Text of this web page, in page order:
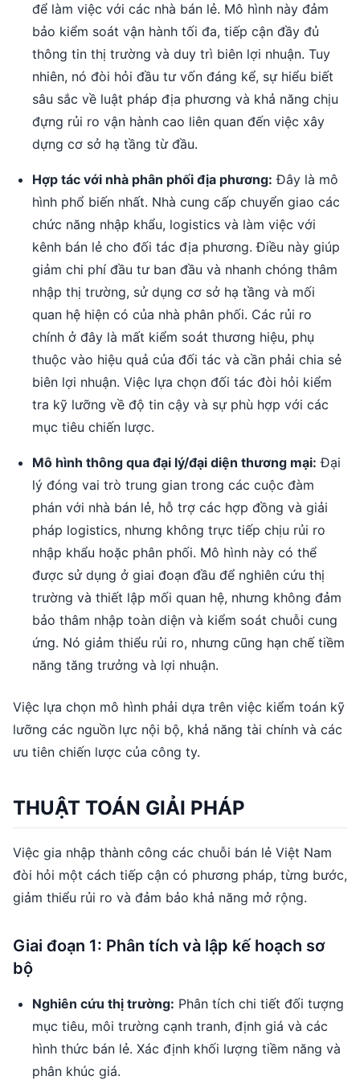
để làm việc với các nhà bán lẻ. Mô hình này đảm
bảo kiểm soát vận hành tối đa, tiếp cận đầy đủ
thông tin thị trường và duy trì biên lợi nhuận. Tuy
nhiên, nó đòi hỏi đầu tư vốn đáng kể, sự hiểu biết
sâu sắc về luật pháp địa phương và khả năng chịu
đựng rủi ro vận hành cao liên quan đến việc xây
dựng cơ sở hạ tầng từ đầu.
Hợp tác với nhà phân phối địa phương: Đây là mô
hình phổ biến nhất. Nhà cung cấp chuyển giao các
chức năng nhập khẩu, logistics và làm việc với
kênh bán lẻ cho đối tác địa phương. Điều này giúp
giảm chi phí đầu tư ban đầu và nhanh chóng thâm
nhập thị trường, sử dụng cơ sở hạ tầng và mối
quan hệ hiện có của nhà phân phối. Các rủi ro
chính ở đây là mất kiểm soát thương hiệu, phụ
thuộc vào hiệu quả của đối tác và cần phải chia sẻ
biên lợi nhuận. Việc lựa chọn đối tác đòi hỏi kiểm
tra kỹ lưỡng về độ tin cậy và sự phù hợp với các
mục tiêu chiến lược.
Mô hình thông qua đại lý/đại diện thương mại: Đại
lý đóng vai trò trung gian trong các cuộc đàm
phán với nhà bán lẻ, hỗ trợ các hợp đồng và giải
pháp logistics, nhưng không trực tiếp chịu rủi ro
nhập khẩu hoặc phân phối. Mô hình này có thể
được sử dụng ở giai đoạn đầu để nghiên cứu thị
trường và thiết lập mối quan hệ, nhưng không đảm
bảo thâm nhập toàn diện và kiểm soát chuỗi cung
ứng. Nó giảm thiểu rủi ro, nhưng cũng hạn chế tiềm
năng tăng trưởng và lợi nhuận.
Việc lựa chọn mô hình phải dựa trên việc kiểm toán kỹ
lưỡng các nguồn lực nội bộ, khả năng tài chính và các
ưu tiên chiến lược của công ty.
THUẬT TOÁN GIẢI PHÁP
Việc gia nhập thành công các chuỗi bán lẻ Việt Nam
đòi hỏi một cách tiếp cận có phương pháp, từng bước,
giảm thiểu rủi ro và đảm bảo khả năng mở rộng.
Giai đoạn 1: Phân tích và lập kế hoạch sơ
bộ
Nghiên cứu thị trường: Phân tích chi tiết đối tượng
mục tiêu, môi trường cạnh tranh, định giá và các
hình thức bán lẻ. Xác định khối lượng tiềm năng và
phân khúc giá.